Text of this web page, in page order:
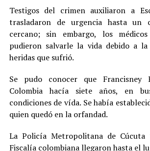
Testigos del crimen auxiliaron a
trasladaron de urgencia hasta un
cercano; sin embargo, los
pudieron salvarle la vida debido a
heridas que sufrió.
Se pudo conocer que Francisney
Colombia hacía siete años, en
condiciones de vída. Se había
quien quedó en la orfandad.
La Policía Metropolitana de
Fiscalía colombiana llegaron hasta el